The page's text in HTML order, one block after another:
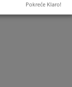
Pokreće Klaro!